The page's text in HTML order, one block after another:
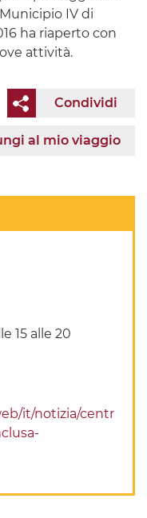
IV di
ha riaperto con
attività.
Condividi
al mio viaggio
15 alle 20
it/notizia/centr